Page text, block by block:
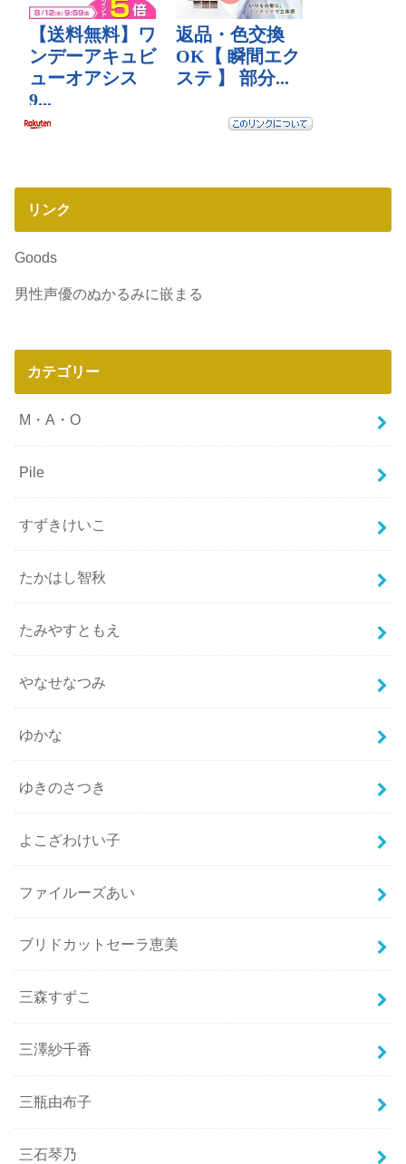
リンク
Goods
男性声優のぬかるみに嵌まる
カテゴリー
M・A・O
Pile
すずきけいこ
たかはし智秋
たみやすともえ
やなせなつみ
ゆかな
ゆきのさつき
よこざわけい子
ファイルーズあい
ブリドカットセーラ恵美
三森すずこ
三澤紗千香
三瓶由布子
三石琴乃